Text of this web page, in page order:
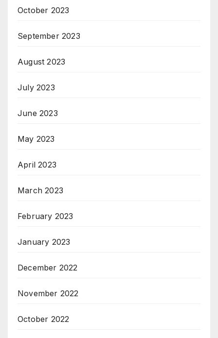
October 2023
September 2023
August 2023
July 2023
June 2023
May 2023
April 2023
March 2023
February 2023
January 2023
December 2022
November 2022
October 2022